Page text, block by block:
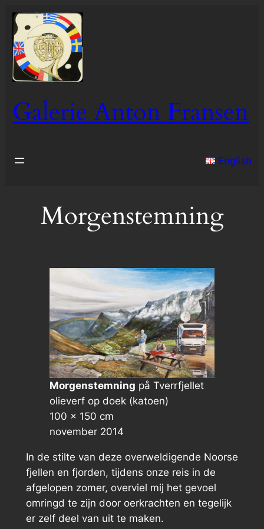
Ga
naar
de
inhoud
Galerie Anton Fransen
English
Morgenstemning
Morgenstemning på Tverrfjellet
olieverf op doek (katoen)
100 × 150 cm
november 2014
In de stilte van deze overweldigende Noorse
fjellen en fjorden, tijdens onze reis in de
afgelopen zomer, overviel mij het gevoel
omringd te zijn door oerkrachten en tegelijk
er zelf deel van uit te maken.